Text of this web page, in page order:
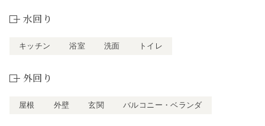
水回り
キッチン 浴室 洗面 トイレ
外回り
屋根 外壁 玄関 バルコニー・ベランダ